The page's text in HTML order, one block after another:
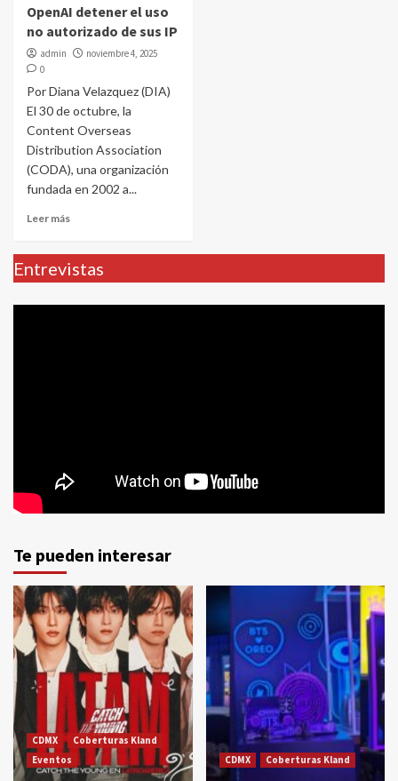
OpenAI detener el uso
no autorizado de sus IP
admin
noviembre 4, 2025
0
Por Diana Velazquez (DIA)
El 30 de octubre, la
Content Overseas
Distribution Association
(CODA), una organización
fundada en 2002 a...
Leer más
Entrevistas
Te pueden interesar
CDMX
Coberturas Kland
Eventos
CDMX Coberturas Kland